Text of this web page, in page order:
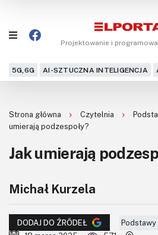
Projektowanie i
5G,6G AI-SZTUCZNA INTELIGENCJA
Projekty
Kursy
DIY+
Strona główna Czytelnia
umierają podzespoły?
Jak umierają
Michał Kurzela
DODAJ DO ŹRÓDEŁ